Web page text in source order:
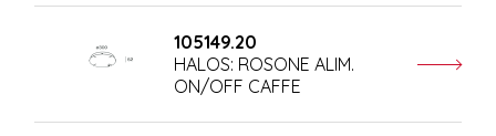
105149.20
HALOS: ROSONE ALIM.
ON/OFF CAFFE